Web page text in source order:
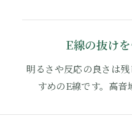
E線の抜け
明るさや反応の良さは
すめのE線です。高音